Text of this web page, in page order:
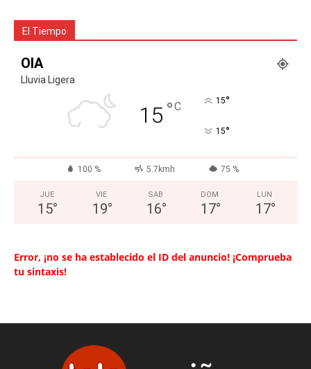
El Tiempo
OIA
Lluvia Ligera
15 °C 15°
15°
100 % 5.7kmh 75 %
JUE
15°
VIE
19°
SAB
16°
DOM
17°
LUN
17°
Error, ¡no se ha establecido el ID del anuncio! ¡Comprueba
tu sintaxis!